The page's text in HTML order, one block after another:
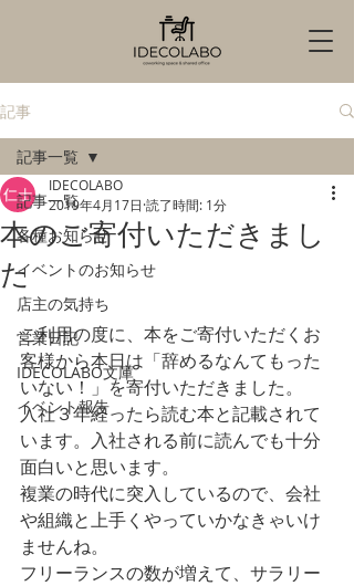
記事
記事一覧
各種お知らせ
イベントのお知らせ
店主の気持ち
営業日記
IDECOLABO文庫
イベント報告
記事一覧
本のご寄付いただきまし
た
IDECOLABO
2019年4月17日 読了時間: 1分
ご利用の度に、本をご寄付いただくお
客様から本日は「辞めるなんてもった
いない！」を寄付いただきました。
入社３年経ったら読む本と記載されて
います。入社される前に読んでも十分
面白いと思います。
複業の時代に突入しているので、会社
や組織と上手くやっていかなきゃいけ
ませんね。
フリーランスの数が増えて、サラリー